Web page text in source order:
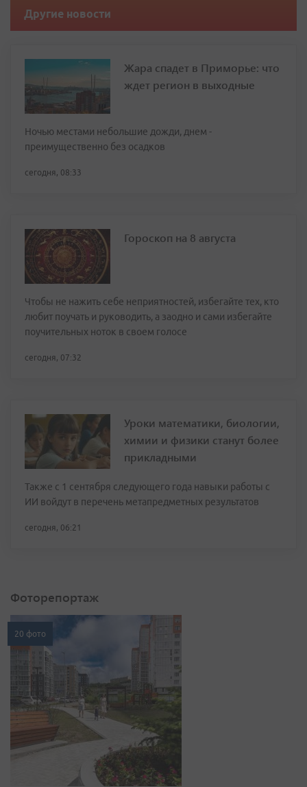
Другие новости
Жара спадет в Приморье: что
ждет регион в выходные
Ночью местами небольшие дожди, днем -
преимущественно без осадков
сегодня, 08:33
Гороскоп на 8 августа
Чтобы не нажить себе неприятностей, избегайте тех, кто
любит поучать и руководить, а заодно и сами избегайте
поучительных ноток в своем голосе
сегодня, 07:32
Уроки математики, биологии,
химии и физики станут более
прикладными
Также с 1 сентября следующего года навыки работы с
ИИ войдут в перечень метапредметных результатов
сегодня, 06:21
Фоторепортаж
20 фото